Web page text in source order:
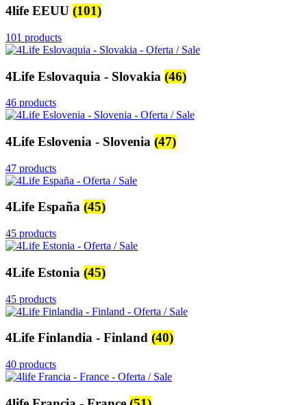
4life EEUU (101)
101 products
4Life Eslovaquia - Slovakia (46)
46 products
4Life Eslovenia - Slovenia (47)
47 products
4Life España (45)
45 products
4Life Estonia (45)
45 products
4Life Finlandia - Finland (40)
40 products